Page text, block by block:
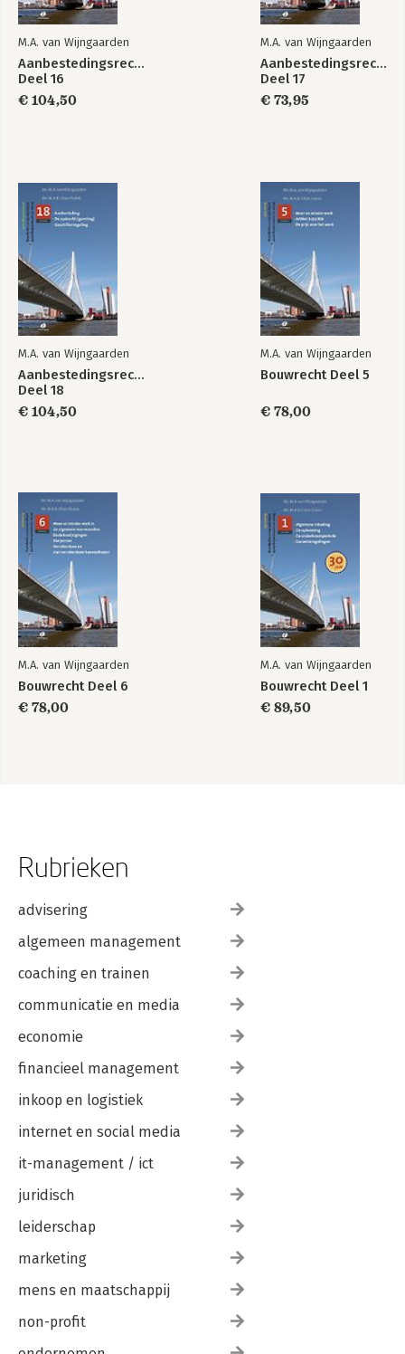
Bouwrecht deel 16 -
3e druk
Bouw- en
Aanbestedingsrecht
- deel 11
Bekijk alle boeken
M.A. van Wijngaarden
Aanbestedingsrecht
Deel 16
€ 104,50
M.A. van Wijngaarden
Aanbestedingsrecht
Deel 17
€ 73,95
M.A. van Wijngaarden
Aanbestedingsrecht
Deel 18
€ 104,50
M.A. van Wijngaarden
Bouwrecht Deel 5
€ 78,00
M.A. van Wijngaarden
Bouwrecht Deel 6
€ 78,00
M.A. van Wijngaarden
Bouwrecht Deel 1
€ 89,50
Rubrieken
advisering
algemeen management
coaching en trainen
communicatie en media
economie
financieel management
inkoop en logistiek
internet en social media
it-management / ict
juridisch
leiderschap
marketing
mens en maatschappij
non-profit